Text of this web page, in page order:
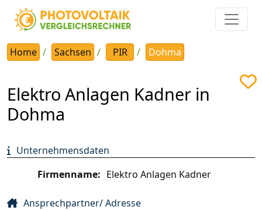
Home Sachsen PIR Dohma
Elektro Anlagen Kadner in
Dohma
Unternehmensdaten
Firmenname: Elektro Anlagen Kadner
Ansprechpartner/ Adresse